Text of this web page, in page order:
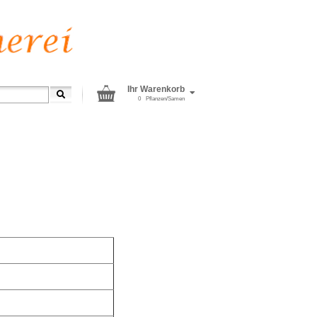
Ihr Warenkorb
Pflanzen/Samen
0